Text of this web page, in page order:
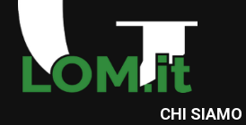
CHI SIAMO